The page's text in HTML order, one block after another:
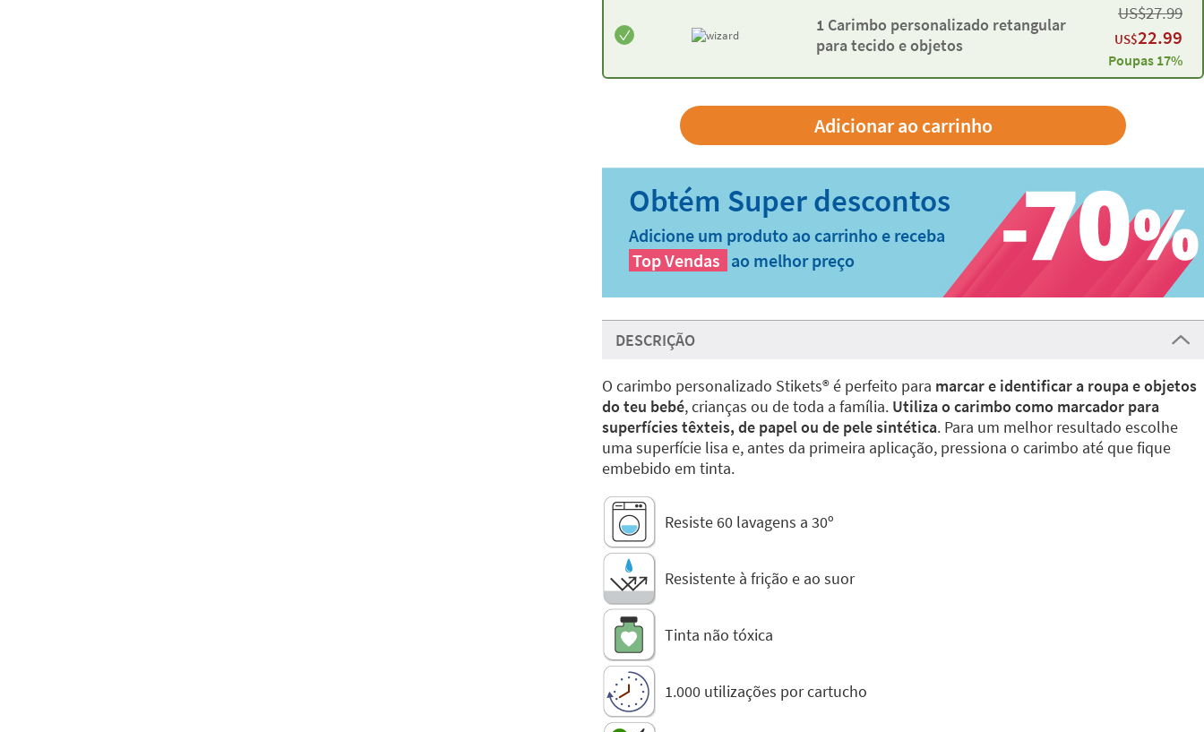
1 Carimbo personalizado retangular
para tecido e objetos
US$27.99
US$22.99
Poupas 17%
Adicione um produto ao carrinho e receba
Top Vendas ao melhor preço
DESCRIÇÃO
O carimbo personalizado Stikets®️ é perfeito para marcar e identificar a roupa e objetos
do teu bebé, crianças ou de toda a família. Utiliza o carimbo como marcador para
superfícies têxteis, de papel ou de pele sintética. Para um melhor resultado escolhe
uma superfície lisa e, antes da primeira aplicação, pressiona o carimbo até que fique
embebido em tinta.
Resiste 60 lavagens a 30º
Resistente à frição e ao suor
Tinta não tóxica
1.000 utilizações por cartucho